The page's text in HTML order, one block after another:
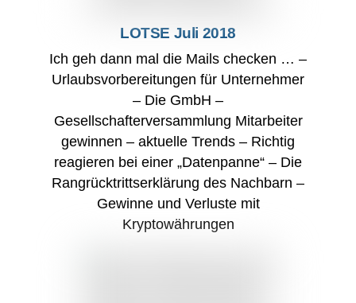
LOTSE Juli 2018
Ich geh dann mal die Mails checken … –
Urlaubsvorbereitungen für Unternehmer
– Die GmbH –
Gesellschafterversammlung Mitarbeiter
gewinnen – aktuelle Trends – Richtig
reagieren bei einer „Datenpanne“ – Die
Rangrücktrittserklärung des Nachbarn –
Gewinne und Verluste mit
Kryptowährungen